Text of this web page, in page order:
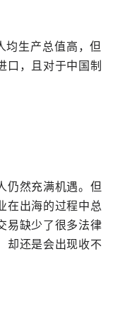
均生产总值高，但
口，且对于中国制
仍然充满机遇。但
在出海的过程中总
易缺少了很多法律
却还是会出现收不